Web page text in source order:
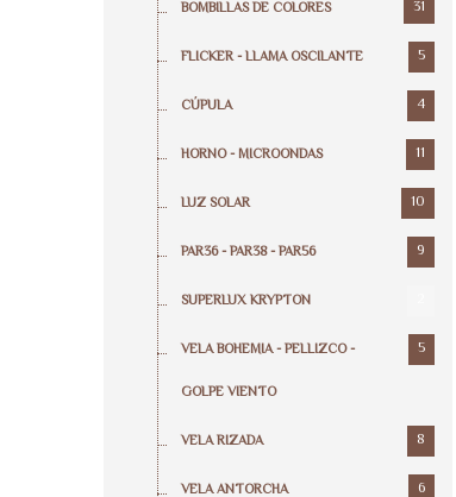
BOMBILLAS DE COLORES 31
FLICKER - LLAMA OSCILANTE 5
CÚPULA 4
HORNO - MICROONDAS 11
LUZ SOLAR 10
PAR36 - PAR38 - PAR56 9
SUPERLUX KRYPTON
VELA BOHEMIA - PELLIZCO -
GOLPE VIENTO
5
VELA RIZADA 8
VELA ANTORCHA 6